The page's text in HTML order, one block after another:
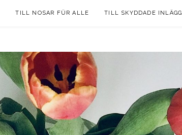
TILL NOSAR FÜR ALLE TILL SKYDDADE INLÄGG